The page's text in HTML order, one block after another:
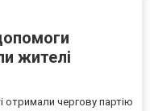
жителі
отримали чергову партію